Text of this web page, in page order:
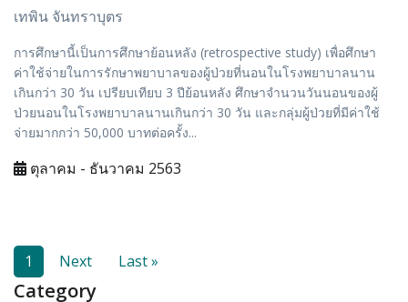
เทพิน จันทราบุตร
การศึกษานี้เป็นการศึกษาย้อนหลัง (retrospective study) เพื่อศึกษา
ค่าใช้จ่ายในการรักษาพยาบาลของผู้ป่วยที่นอนในโรงพยาบาลนาน
เกินกว่า 30 วัน เปรียบเทียบ 3 ปีย้อนหลัง ศึกษาจำนวนวันนอนของผู้
ป่วยนอนในโรงพยาบาลนานเกินกว่า 30 วัน และกลุ่มผู้ป่วยที่มีค่าใช้
จ่ายมากกว่า 50,000 บาทต่อครั้ง...
ตุลาคม - ธันวาคม 2563
1 Next Last »
Category